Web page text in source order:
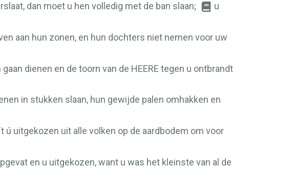
dan moet u hen volledig met de ban slaan;
u
aan hun zonen, en hun dochters niet nemen voor uw
dienen en de toorn van de HEERE tegen u ontbrandt
in stukken slaan, hun gewijde palen omhakken en
ú uitgekozen uit alle volken op de aardbodem om voor
en u uitgekozen, want u was het kleinste van al de